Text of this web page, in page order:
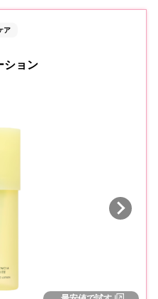
ア
ション